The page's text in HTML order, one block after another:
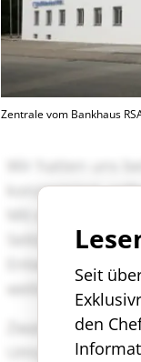
Zentrale vom Bankhaus
Seit
den